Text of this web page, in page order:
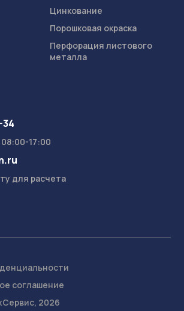
Цинкование
Порошковая окраска
Перфорация листового
металла
34
17:00
Присылайте смету для расчета
соглашение
2026
обработка пользовательских
пользовательских данных